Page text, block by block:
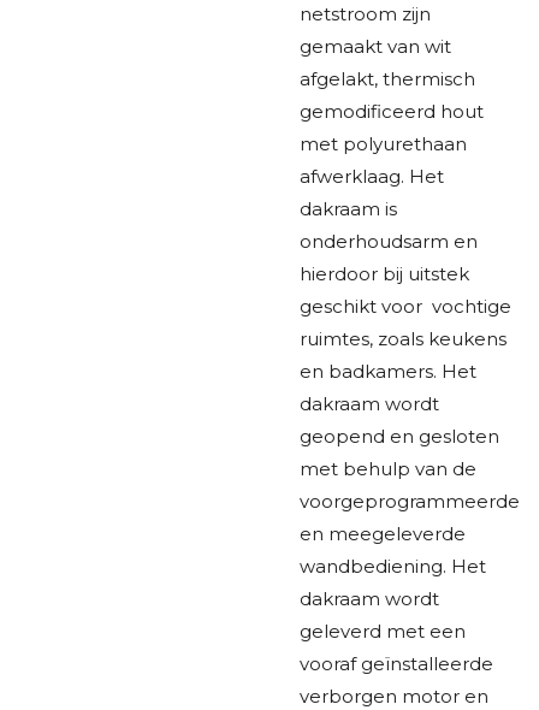
netstroom zijn
gemaakt van wit
afgelakt, thermisch
gemodificeerd hout
met polyurethaan
afwerklaag. Het
dakraam is
onderhoudsarm en
hierdoor bij uitstek
geschikt voor vochtige
ruimtes, zoals keukens
en badkamers. Het
dakraam wordt
geopend en gesloten
met behulp van de
voorgeprogrammeerde
en meegeleverde
wandbediening. Het
dakraam wordt
geleverd met een
vooraf geïnstalleerde
verborgen motor en